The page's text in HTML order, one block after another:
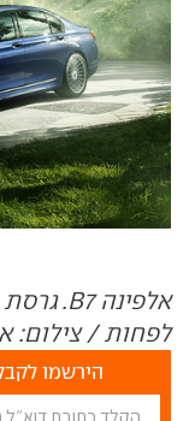
לפחות / צילום:
הירשמו